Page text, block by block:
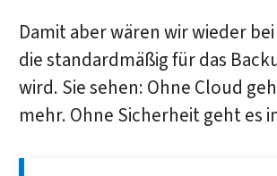
Damit aber wären wir wieder
die standardmäßig für das
wird. Sie sehen: Ohne Cloud
mehr. Ohne Sicherheit geht es